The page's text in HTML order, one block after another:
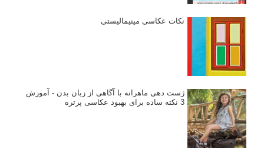
نکات عکاسی مینیمالیستی
ژست دهی ماهرانه با آگاهی از زبان بدن - آموزش
3 نکته ساده برای بهبود عکاسی پرتره